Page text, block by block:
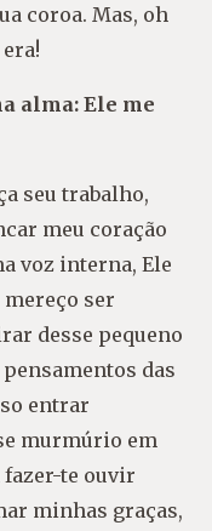
coroa. Mas, oh
alma: Ele me
seu trabalho,
meu coração
voz interna, Ele
mereço ser
desse pequeno
das
entrar
murmúrio em
fazer-te ouvir
minhas graças,